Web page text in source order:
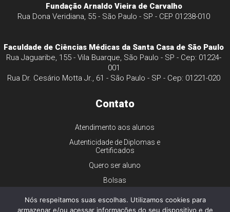
Fundação Arnaldo Vieira de Carvalho
Rua Dona Veridiana, 55 - São Paulo - SP - CEP 01238-010
Faculdade de Ciências Médicas da Santa Casa de São Paulo
Rua Jaguaribe, 155 - Vila Buarque, São Paulo - SP - Cep: 01224-
001
Rua Dr. Cesário Motta Jr., 61 - São Paulo - SP - Cep: 01221-020
Contato
Atendimento aos alunos
Autenticidade de Diplomas e
Certificados
Quero ser aluno
Bolsas
Financiamento
Trabalhe conosco
Nós respeitamos suas escolhas. Utilizamos cookies para
armazenar e/ou acessar informações do seu dispositivo e de